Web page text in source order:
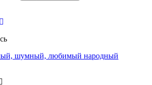
шумный, любимый народный